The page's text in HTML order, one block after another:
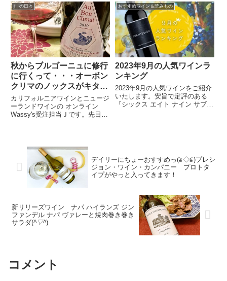
も紹介したかったワイン。それ
が オーガスト・ウエスト ワイ
ンズ です。ロシアン・リヴァ
ー・ヴァレーを中心に、テロワ
ー...
てそれはそれで嬉しいＪですが、
時々「濃いしっかりしたシャルド
ネある？」と訊かれてうぬ
ぬ・・・となっております。濃い
っ...
j の日々
秋からブルゴーニュに修行
に行くって・・・オーボン
クリマのノックスがキター
(≧▽≦)
カリフォルニアワインとニュージ
ーランドワインの オンライン
Wassy's受注担当Ｊです。先日、
っててしっかりして、大人になっ
たねーなノックスです。2年...
おすすめワイン＆読みもの
2023年9月の人気ワインラ
ンキング
2023年9月の人気ワインをご紹介
いたします。安旨で定評のある
『シックス エイト ナイン サブミ
デイリーにちょーおすすめっ(≧◇≦)プレシ
ジョン・ワイン・カンパニー プロトタ
イプがやっと入ってきます！
新リリーズワイン ナパ ハイランズ ジン
ファンデル ナパ ヴァレーと焼肉巻き巻き
サラダ(^▽^)
コメント